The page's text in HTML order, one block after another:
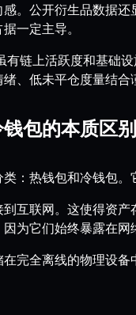
。公开衍生品数据
一定主导。
有链上活跃度和基础
、低未平仓度量结
包的本质区别
：热钱包和冷钱包。
互联网。这使得资
为它们始终暴露在网
完全离线的物理设